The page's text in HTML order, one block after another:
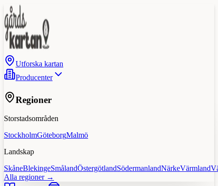
Utforska kartan
Producenter
Regioner
Storstadsområden
StockholmGöteborgMalmö
Landskap
SkåneBlekingeSmålandÖstergötlandSödermanlandNärkeVärmland
Alla regioner →